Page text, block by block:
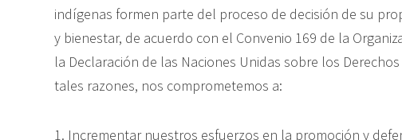
indígenas formen parte del proceso de decisión de su
y bienestar, de acuerdo con el Convenio 169 de la
la Declaración de las Naciones Unidas sobre los
tales razones, nos comprometemos a:
1. Incrementar nuestros esfuerzos en la promoción y